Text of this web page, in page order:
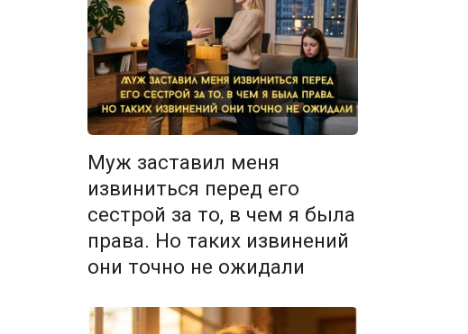
Муж заставил меня
извиниться перед его
сестрой за то, в чем я была
права. Но таких извинений
они точно не ожидали